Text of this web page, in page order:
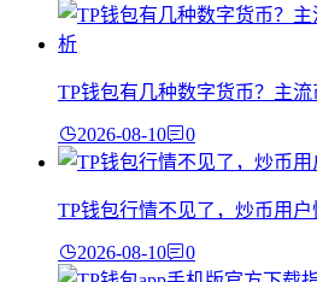
TP钱包有几种数字货币？主
2026-08-10 0
TP钱包行情不见了，炒币用户
2026-08-10 0